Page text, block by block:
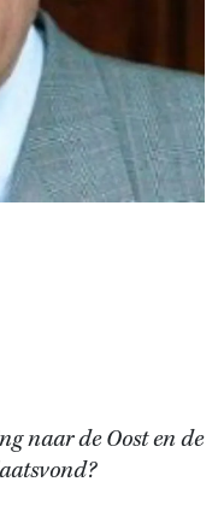
naar de Oost en de